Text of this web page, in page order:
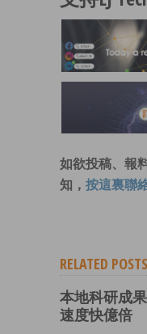
如欲投稿、報
知， 按這裏聯
RELATED POSTS
本地科研成
速度快億倍